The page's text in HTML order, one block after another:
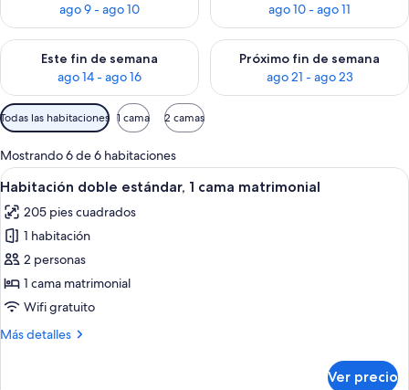
ago 9 - ago 10
ago 10 - ago 11
Este fin de semana
ago 14 - ago 16
Consulta la disponibilidad para este fin de semana ago 14 -
Próximo fin de semana
ago 21 - ago 23
Consulta la disponibilidad
Filtros
disponibles
para
las
habitaciones
Todas las habitaciones 1 cama 2 camas
Mostrando 6 de 6 habitaciones
Abrir
todas
las
fotos
de
Habitación
doble
1
Habitación de hotel con una cama
5
Habitación doble estándar, 1 cama matrimonial
205 pies cuadrados
1 habitación
2 personas
1 cama matrimonial
Wifi gratuito
Más detalles
Más
Ver precio